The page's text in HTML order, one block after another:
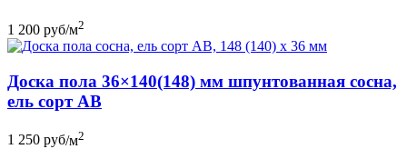
1 200 руб/м2
Доска пола 36×140(148) мм шпунтованная сосна,
ель сорт АВ
1 250 руб/м2